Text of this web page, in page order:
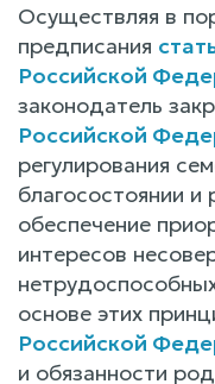
Осуществляя в
предписания
Российской
законодатель
Российской
регулирования
благосостоянии и
обеспечение
интересов
основе этих
Российской
и обязанности